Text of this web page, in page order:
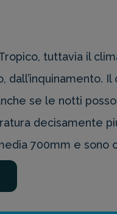
tuttavia il
dall’inquinamento.
se le notti
decisamente
700mm e